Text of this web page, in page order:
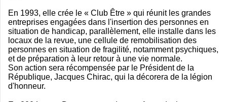
En 1993, elle crée le « Club Être » qui réunit les grandes
entreprises engagées dans l'insertion des personnes en
situation de handicap, parallèlement, elle installe dans les
locaux de la revue, une cellule de remobilisation des
personnes en situation de fragilité, notamment psychiques,
et de préparation à leur retour à une vie normale.
Son action sera récompensée par le Président de la
République, Jacques Chirac, qui la décorera de la légion
d'honneur.